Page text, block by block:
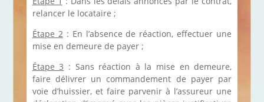
relancer le locataire ;
Étape 2: En l’absence de réaction, effectuer une
mise en demeure de payer ;
Étape 3 : Sans réaction à la mise en demeure,
faire délivrer un commandement de payer par
voie d’huissier, et faire parvenir à l’assureur une